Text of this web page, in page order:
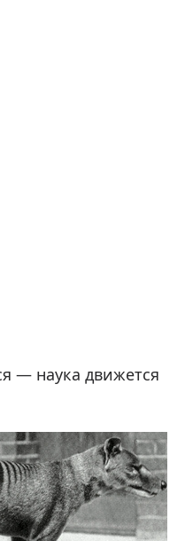
— наука движется